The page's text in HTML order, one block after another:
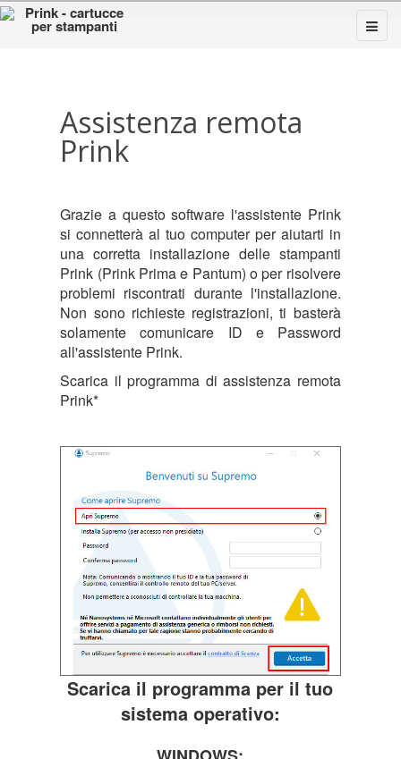
Assistenza remota
Prink
Grazie a questo software l'assistente Prink
si connetterà al tuo computer per aiutarti in
una corretta installazione delle stampanti
Prink (Prink Prima e Pantum) o per risolvere
problemi riscontrati durante l'installazione.
Non sono richieste registrazioni, ti basterà
solamente comunicare ID e Password
all'assistente Prink.
Scarica il programma di assistenza remota
Prink*
Scarica il programma per il tuo
sistema operativo: